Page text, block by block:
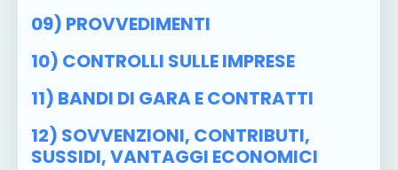
09) PROVVEDIMENTI
10) CONTROLLI SULLE IMPRESE
11) BANDI DI GARA E CONTRATTI
12) SOVVENZIONI, CONTRIBUTI,
SUSSIDI, VANTAGGI ECONOMICI